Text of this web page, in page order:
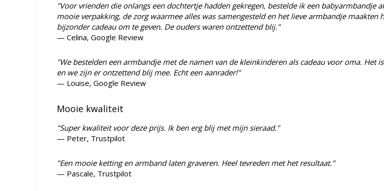
"Voor vrienden die onlangs een dochtertje hadden gekregen, bestelde ik een babyarmbandje
mooie verpakking, de zorg waarmee alles was samengesteld en het lieve armbandje maakten
bijzonder cadeau om te geven. De ouders waren ontzettend blij."
— Celina, Google Review
"We bestelden een armbandje met de namen van de kleinkinderen als cadeau voor oma. Het
en we zijn er ontzettend blij mee. Echt een aanrader!"
— Louise, Google Review
Mooie kwaliteit
"Super kwaliteit voor deze prijs. Ik ben erg blij met mijn sieraad."
— Peter, Trustpilot
"Een mooie ketting en armband laten graveren. Heel tevreden met het resultaat."
— Pascale, Trustpilot